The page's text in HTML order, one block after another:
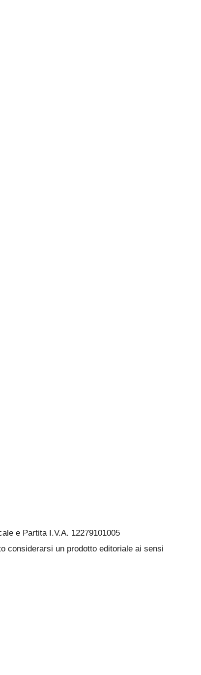
e Partita I.V.A. 12279101005
considerarsi un prodotto editoriale ai sensi